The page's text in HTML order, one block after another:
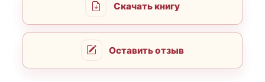
Скачать книгу
Оставить отзыв